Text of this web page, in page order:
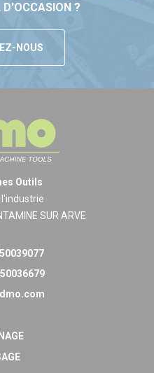
?
NOUS
Outils
SUR ARVE